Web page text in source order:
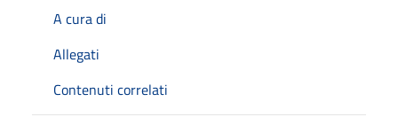
A cura di
Allegati
Contenuti correlati